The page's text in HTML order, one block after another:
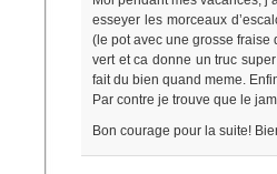
esseyer les morceaux
(le pot avec une grosse fraise
vert et ca donne un truc
fait du bien quand meme.
Par contre je trouve que le
Bon courage pour la suite!